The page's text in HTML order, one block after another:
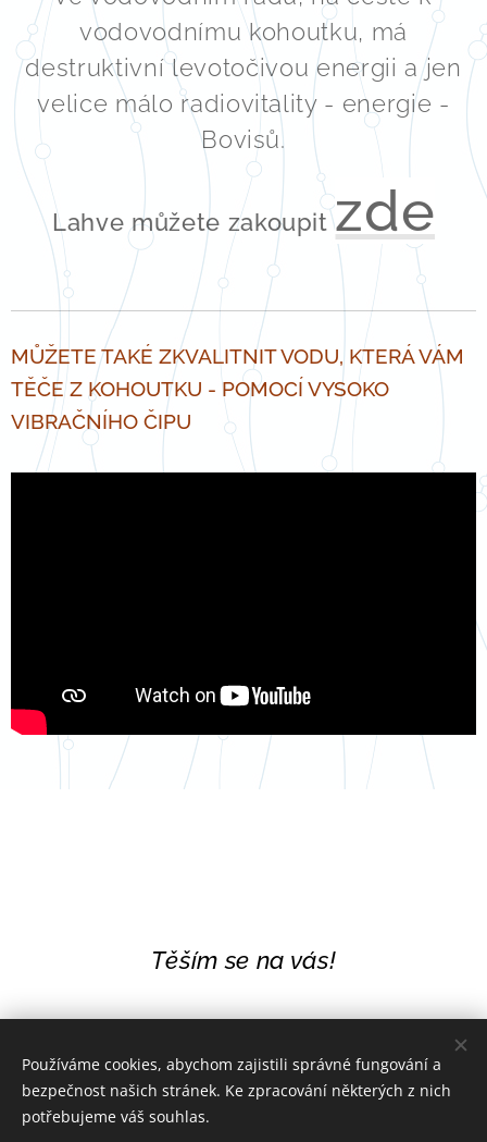
vodovodnímu kohoutku, má
destruktivní levotočivou energii a jen
velice málo radiovitality - energie -
Bovisů.
Lahve můžete zakoupitzde
MŮŽETE TAKÉ ZKVALITNIT VODU, KTERÁ VÁM
TĚČE Z KOHOUTKU - POMOCÍ VYSOKO
VIBRAČNÍHO ČIPU
Těším se na vás!
Používáme cookies, abychom zajistili správné fungování a
bezpečnost našich stránek. Ke zpracování některých z nich
potřebujeme váš souhlas.